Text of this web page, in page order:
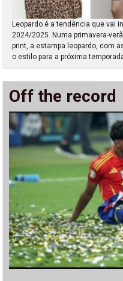
Leopardo é a tendência que vai
2024/2025. Numa primavera-
print, a estampa leopardo, com
o estilo para a próxima
Off the record